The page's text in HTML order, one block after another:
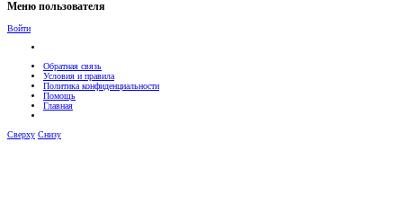
Меню пользователя
Войти
Обратная связь
Условия и правила
Политика конфиденциальности
Помощь
Главная
Сверху Снизу